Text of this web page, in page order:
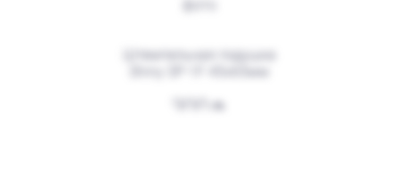
Штемпельная подушка
300